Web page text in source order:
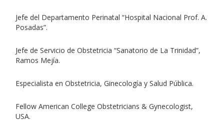
Jefe del Departamento Perinatal “Hospital Nacional Prof. A.
Posadas”.
Jefe de Servicio de Obstetricia “Sanatorio de La Trinidad”,
Ramos Mejía.
Especialista en Obstetricia, Ginecología y Salud Pública.
Fellow American College Obstetricians & Gynecologist,
USA.